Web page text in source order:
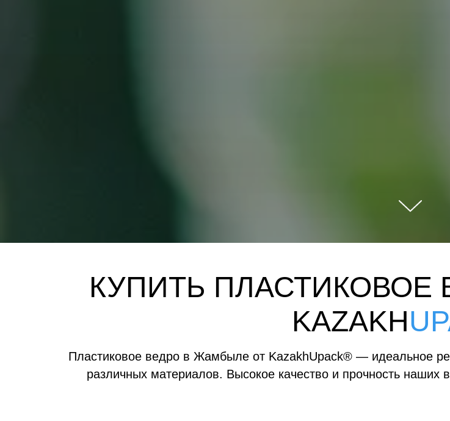
КУПИТЬ
KAZAKH
Пластиковое ведро в Жамбыле от KazakhUpack® — идеальное
различных материалов. Высокое качество и прочность наших